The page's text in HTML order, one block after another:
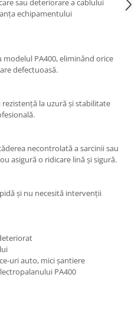
echipamentului
PA400, eliminând orice
defectuoasă.
la uzură și stabilitate
necontrolată a sarcinii sau
asigură o ridicare lină și sigură.
și nu necesită intervenții
uri auto, mici șantiere
PA400